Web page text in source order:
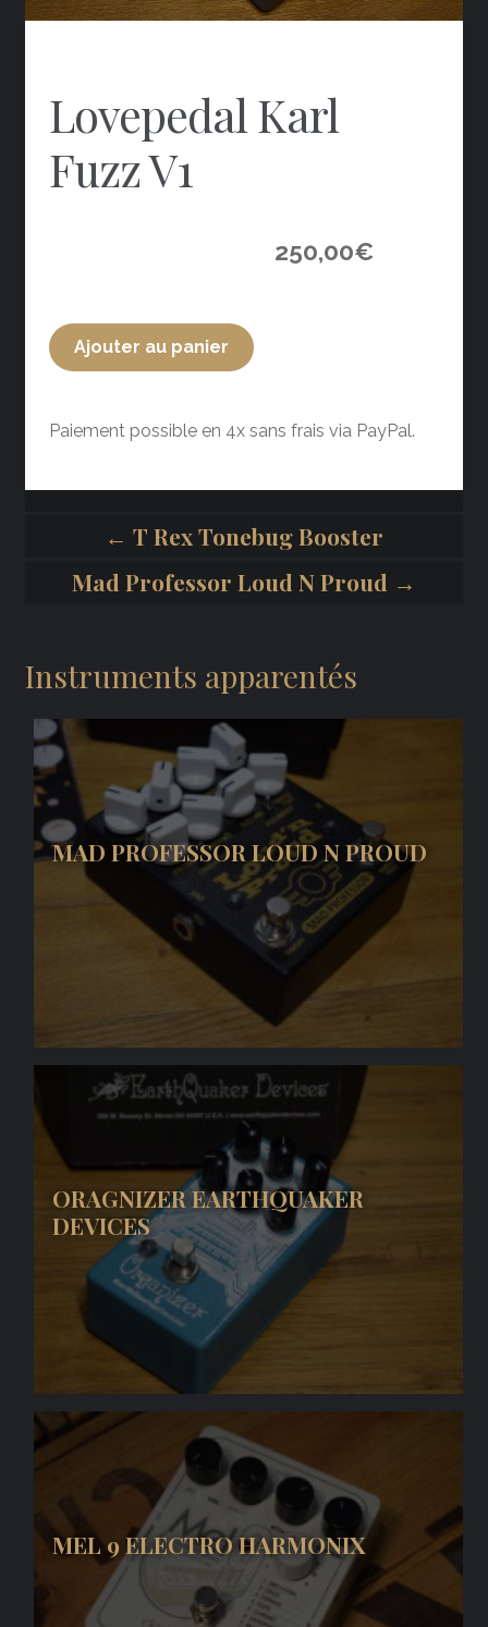
Lovepedal Karl
Fuzz V1
250,00€
Ajouter au panier
Paiement possible en 4x sans frais via PayPal.
← T Rex Tonebug Booster
Mad Professor Loud N Proud →
Instruments apparentés
MAD PROFESSOR LOUD N PROUD
ORAGNIZER EARTHQUAKER
DEVICES
MEL 9 ELECTRO HARMONIX